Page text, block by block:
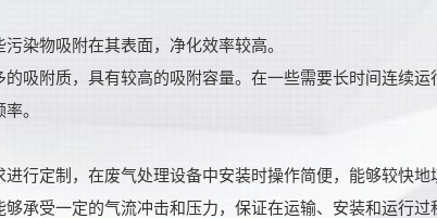
染物吸附在其表面，净化效率较高。
吸附质，具有较高的吸附容量。在一些需要长时间连续
。
行定制，在废气处理设备中安装时操作简便，能够较快地
承受一定的气流冲击和压力，保证在运输、安装和运行过